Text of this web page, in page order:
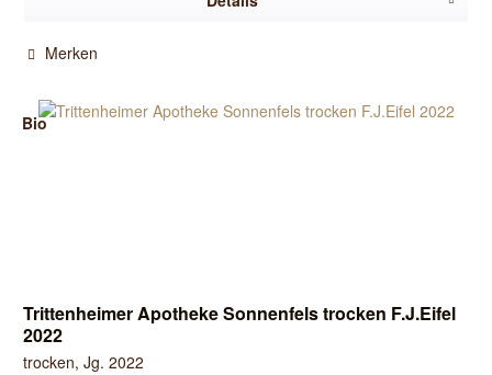
Merken
Bio
Trittenheimer Apotheke Sonnenfels trocken F.J.Eifel
2022
trocken, Jg. 2022